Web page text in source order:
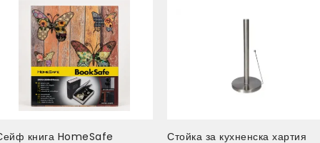
книга HomeSafe Стойка за кухненска хартия